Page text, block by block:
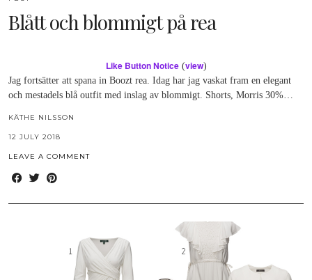
Blått och blommigt på rea
Like Button Notice(view)
Jag fortsätter att spana in Boozt rea. Idag har jag vaskat fram en elegant
och mestadels blå outfit med inslag av blommigt. Shorts, Morris 30%…
KÄTHE NILSSON
12 JULY 2018
LEAVE A COMMENT